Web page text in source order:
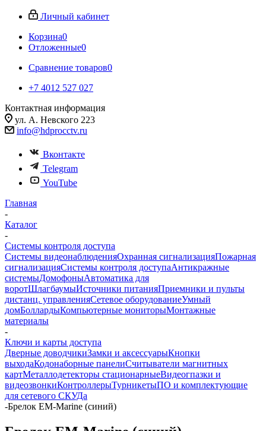
Личный кабинет
Корзина0
Отложенные0
Сравнение товаров0
+7 4012 527 027
Контактная информация
ул. А. Невского 223
info@hdprocctv.ru
Вконтакте
Telegram
YouTube
Главная
-
Каталог
-
Системы контроля доступа
Системы видеонаблюденияОхранная сигнализацияПожарная
сигнализацияСистемы контроля доступаАнтикражные
системыДомофоныАвтоматика для
воротШлагбаумыИсточники питанияПриемники и пульты
дистанц. управленияСетевое оборудованиеУмный
домБоллардыКомпьютерные мониторыМонтажные
материалы
-
Ключи и карты доступа
Дверные доводчикиЗамки и аксессуарыКнопки
выходаКодонаборные панелиСчитыватели магнитных
картМеталлодетекторы стационарныеВидеогпазки и
видеозвонкиКонтроллерыТурникетыПО и комплектующие
для сетевого СКУДа
-Брелок EM-Marine (синий)